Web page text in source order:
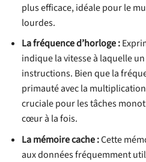
plus efficace, idéale pour le
lourdes.
La fréquence d’horloge :
indique la vitesse à laquelle
instructions. Bien que la
primauté avec la
cruciale pour les tâches
cœur à la fois.
La mémoire cache :Cette
aux données fréquemment